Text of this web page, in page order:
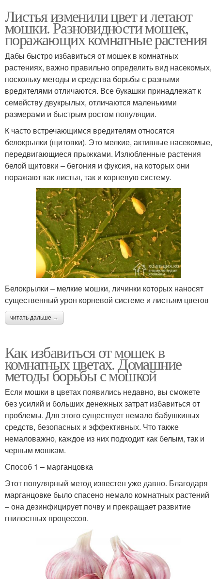
Листья изменили цвет и летают
мошки. Разновидности мошек,
поражающих комнатные растения
Дабы быстро избавиться от мошек в комнатных
растениях, важно правильно определить вид насекомых,
поскольку методы и средства борьбы с разными
вредителями отличаются. Все букашки принадлежат к
семейству двукрылых, отличаются маленькими
размерами и быстрым ростом популяции.
К часто встречающимся вредителям относятся
белокрылки (щитовки). Это мелкие, активные насекомые,
передвигающиеся прыжками. Излюбленные растения
белой щитовки – бегония и фуксия, на которых они
поражают как листья, так и корневую систему.
Белокрылки – мелкие мошки, личинки которых наносят
существенный урон корневой системе и листьям цветов
читать дальше →
Как избавиться от мошек в
комнатных цветах. Домашние
методы борьбы с мошкой
Если мошки в цветах появились недавно, вы сможете
без усилий и больших денежных затрат избавиться от
проблемы. Для этого существует немало бабушкиных
средств, безопасных и эффективных. Что также
немаловажно, каждое из них подходит как белым, так и
черным мошкам.
Способ 1 – марганцовка
Этот популярный метод известен уже давно. Благодаря
марганцовке было спасено немало комнатных растений
– она дезинфицирует почву и прекращает развитие
гнилостных процессов.